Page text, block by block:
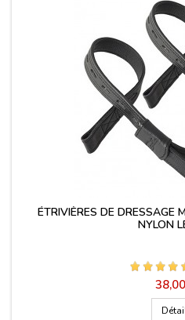
ÉTRIVIÈRES DE DRESSAGE
NYLON
Prix